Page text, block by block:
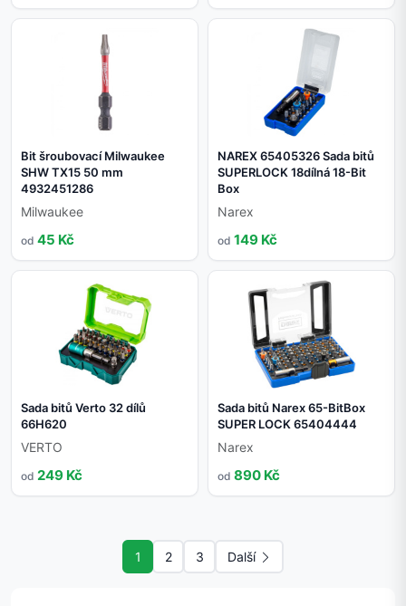
Bit šroubovací Milwaukee
SHW TX15 50 mm
4932451286
Milwaukee
od 45 Kč
NAREX 65405326 Sada bitů
SUPERLOCK 18dílná 18-Bit
Box
Narex
od 149 Kč
Sada bitů Verto 32 dílů
66H620
VERTO
od 249 Kč
Sada bitů Narex 65-BitBox
SUPER LOCK 65404444
Narex
od 890 Kč
1 2 3 Další